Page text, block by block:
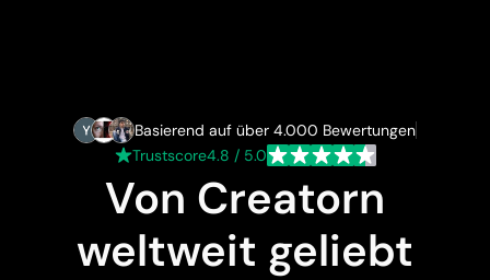
Basierend auf über 4.000 Bewertungen
Trustscore4.8 / 5.0
Von Creatorn
weltweit geliebt